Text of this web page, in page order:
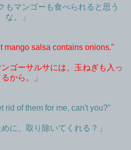
もマンゴーも食べられると思う
な。」
mango salsa contains onions."
ゴーサルサには、玉ねぎも入っ
から。」
rid of them for me, can't you?"
に、取り除いてくれる？」